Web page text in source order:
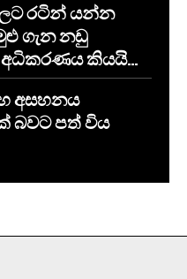
රටින් යන්න
ගැන නඩු
අධිකරණය කියයි…
අසහනය
බවට පත් විය